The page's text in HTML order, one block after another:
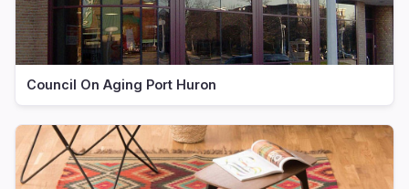
Council On Aging Port Huron